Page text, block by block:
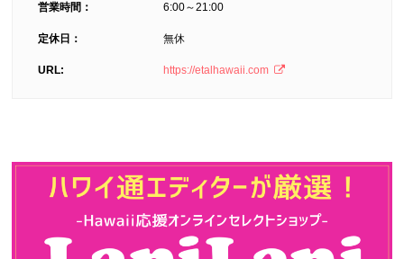
営業時間： 6:00～21:00
定休日： 無休
URL: https://etalhawaii.com